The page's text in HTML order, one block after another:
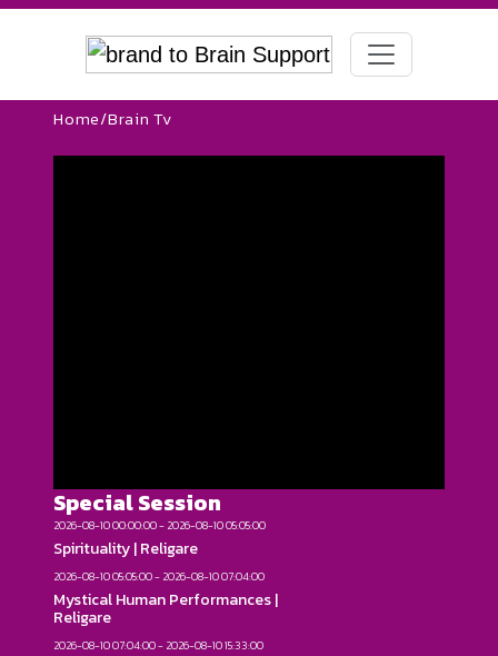
Home/Brain Tv
Special Session
2026-08-10 00:00:00 - 2026-08-10 05:05:00
Spirituality | Religare
2026-08-10 05:05:00 - 2026-08-10 07:04:00
Mystical Human Performances |
Religare
2026-08-10 07:04:00 - 2026-08-10 15:33:00